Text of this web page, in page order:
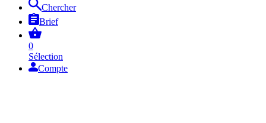
Chercher
Brief
0
Sélection
Compte